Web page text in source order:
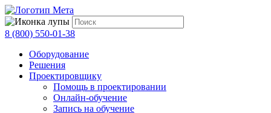
8 (800) 550-01-38
Оборудование
Решения
Проектировщику
Помощь в проектировании
Онлайн-обучение
Запись на обучение